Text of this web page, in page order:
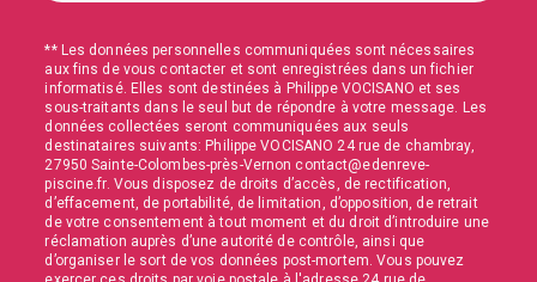
** Les données personnelles communiquées sont nécessaires
aux fins de vous contacter et sont enregistrées dans un fichier
informatisé. Elles sont destinées à Philippe VOCISANO et ses
sous-traitants dans le seul but de répondre à votre message. Les
données collectées seront communiquées aux seuls
destinataires suivants: Philippe VOCISANO 24 rue de chambray,
27950 Sainte-Colombes-près-Vernon contact@edenreve-
piscine.fr. Vous disposez de droits d’accès, de rectification,
d’effacement, de portabilité, de limitation, d’opposition, de retrait
de votre consentement à tout moment et du droit d’introduire une
réclamation auprès d’une autorité de contrôle, ainsi que
d’organiser le sort de vos données post-mortem. Vous pouvez